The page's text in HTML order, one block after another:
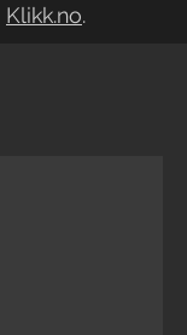
Klikk.no.